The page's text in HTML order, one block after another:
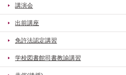
講演会
出前講座
免許法認定講習
学校図書館司書教諭講習